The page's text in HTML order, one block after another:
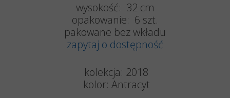
wysokość: 32 cm
opakowanie: 6 szt.
pakowane bez wkładu
zapytaj o dostępność
kolekcja: 2018
kolor: Antracyt